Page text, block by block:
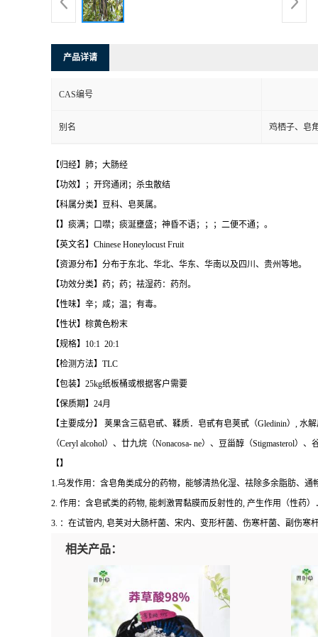
产品详请
CAS编号
别名 鸡栖子、皂
【归经】肺；大肠经
【功效】；开窍通闭；杀虫散结
【科属分类】豆科、皂荚属。
【】痰满；口噤；痰涎壅盛；神昏不语；；；二便不通；。
【英文名】Chinese Honeylocust Fruit
【资源分布】分布于东北、华北、华东、华南以及四川、贵州等地。
【功效分类】药；药；祛湿药：药剂。
【性味】辛；咸；温；有毒。
【性状】棕黄色粉末
【规格】10:1 20:1
【检测方法】TLC
【包装】25kg纸板桶或根据客户需要
【保质期】24月
【主要成分】 荚果含三萜皂甙、鞣质．皂甙有皂荚甙（Gledinin）, 水
（Ceryl alcohol）、廿九烷（Nonacosa- ne）、豆甾醇（Stigmasterol
【】
1.乌发作用：含皂角类成分的药物，能够清热化湿、祛除多余脂肪、
2. 作用：含皂甙类的药物, 能刺激胃黏膜而反射性的, 产生作用（性药
3. ：在试管内, 皂荚对大肠杆菌、宋内、变形杆菌、伤寒杆菌、副伤
相关产品：